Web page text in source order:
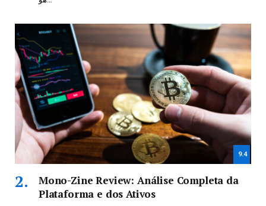
9.4
Mono-Zine Review: Análise Completa da
Plataforma e dos Ativos